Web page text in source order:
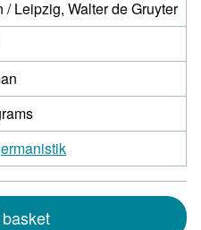
/ Leipzig, Walter de Gruyter